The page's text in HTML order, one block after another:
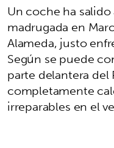
Un coche ha
madrugada en
Alameda, justo
Según se puede
parte delantera
completamente
irreparables en el